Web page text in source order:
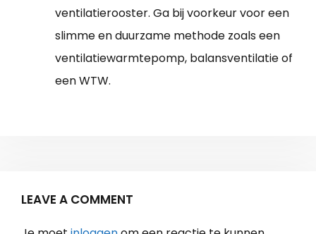
ventilatierooster. Ga bij voorkeur voor een
slimme en duurzame methode zoals een
ventilatiewarmtepomp, balansventilatie of
een WTW.
LEAVE A COMMENT